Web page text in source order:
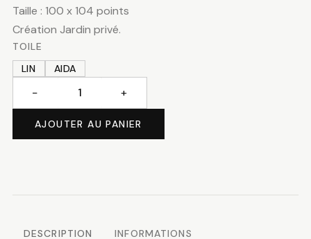
Taille : 100 x 104 points
Création Jardin privé.
TOILE
LIN
AIDA
Sampler
I
− +
AJOUTER AU PANIER
DESCRIPTION
INFORMATIONS